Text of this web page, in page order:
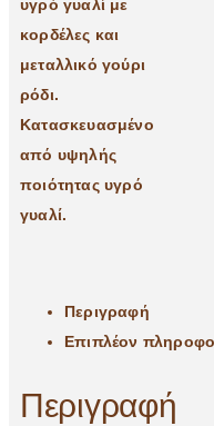
Περιγραφή
Επιπλέον
Περιγραφή